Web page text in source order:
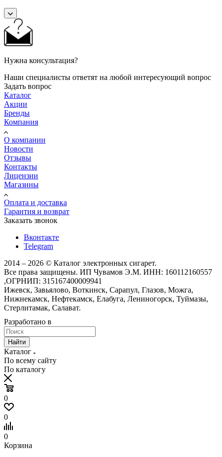
Нужна консультация?
Наши специалисты ответят на любой интересующий вопрос
Задать вопрос
Каталог
Акции
Бренды
Компания
О компании
Новости
Отзывы
Контакты
Лицензии
Магазины
Оплата и доставка
Гарантия и возврат
Заказать звонок
Вконтакте
Telegram
2014 – 2026 © Каталог электронных сигарет.
Все права защищены. ИП Чувамов Э.М. ИНН: 160112160557
,ОГРНИП: 315167400009941
Ижевск, Завьялово, Воткинск, Сарапул, Глазов, Можга,
Нижнекамск, Нефтекамск, Елабуга, Лениногорск, Туймазы,
Стерлитамак, Салават.
Разработано в
Найти
Каталог
По всему сайту
По каталогу
0
0
0
Корзина